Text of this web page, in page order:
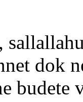
dok
budete